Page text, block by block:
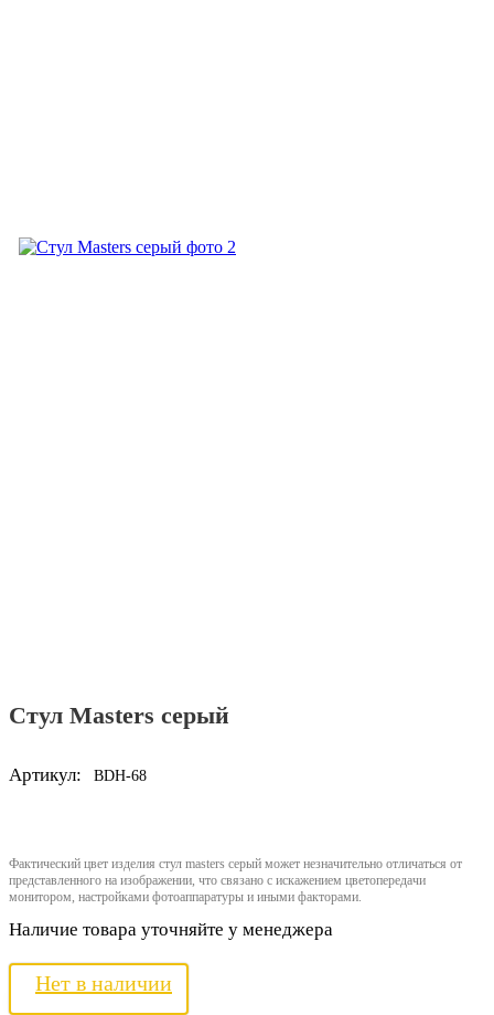
Стул Masters серый
Артикул: BDH-68
Фактический цвет изделия стул masters серый может незначительно отличаться от
представленного на изображении, что связано с искажением цветопередачи
монитором, настройками фотоаппаратуры и иными факторами.
Наличие товара уточняйте у менеджера
Нет в наличии